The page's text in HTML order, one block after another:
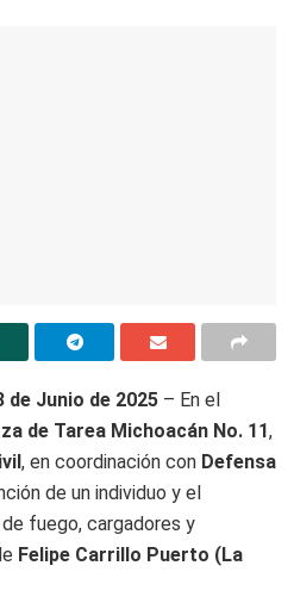
de Junio de 2025 – En el
de Tarea Michoacán No. 11,
, en coordinación con Defensa
de un individuo y el
fuego, cargadores y
Felipe Carrillo Puerto (La